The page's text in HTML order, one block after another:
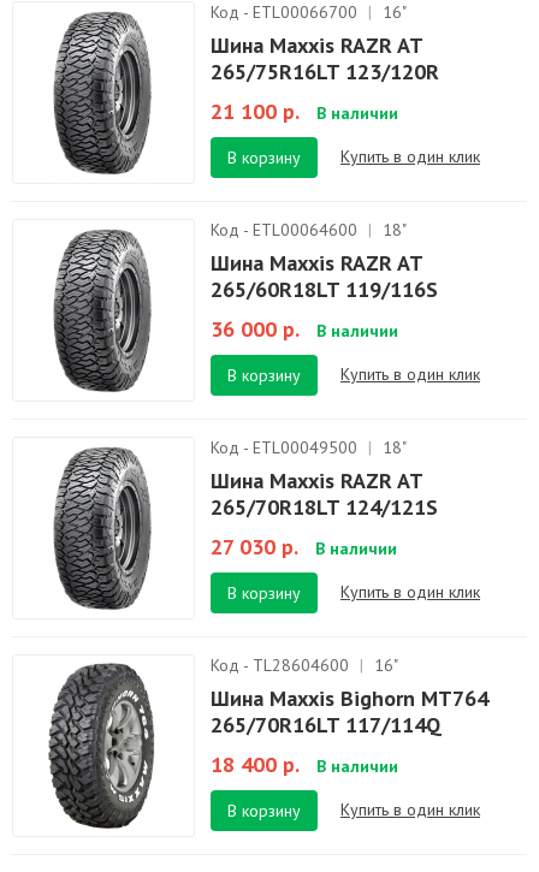
Код - ETL00066700 | 16"
Шина Maxxis RAZR AT
265/75R16LT 123/120R
21 100 р.
В наличии
В корзину Купить в один клик
Код - ETL00064600 | 18"
Шина Maxxis RAZR AT
265/60R18LT 119/116S
36 000 р.
В наличии
В корзину Купить в один клик
Код - ETL00049500 | 18"
Шина Maxxis RAZR AT
265/70R18LT 124/121S
27 030 р.
В наличии
В корзину Купить в один клик
Код - TL28604600 | 16"
Шина Maxxis Bighorn MT764
265/70R16LT 117/114Q
18 400 р.
В наличии
В корзину Купить в один клик